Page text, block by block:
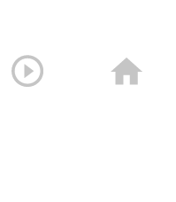
سلعة تبور – القول السديد 1448هـ